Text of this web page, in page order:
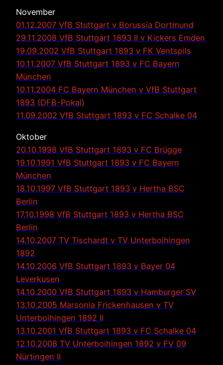
November
01.12.2007 VfB Stuttgart v Borussia Dortmund
29.11.2008 VfB Stuttgart 1893 II v Kickers Emden
19.09.2002 VfB Stuttgart 1893 v FK Ventspils
10.11.2007 VfB Stuttgart 1893 v FC Bayern
München
10.11.2004 FC Bayern München v VfB Stuttgart
1893 (DFB-Pokal)
11.09.2002 VfB Stuttgart 1893 v FC Schalke 04
Oktober
20.10.1998 VfB Stuttgart 1893 v FC Brügge
19.10.1991 VfB Stuttgart 1893 v FC Bayern
München
18.10.1997 VfB Stuttgart 1893 v Hertha BSC
Berlin
17.10.1998 VfB Stuttgart 1893 v Hertha BSC
Berlin
14.10.2007 TV Tischardt v TV Unterboihingen
1892
14.10.2006 VfB Stuttgart 1893 v Bayer 04
Leverkusen
14.10.2000 VfB Stuttgart 1893 v Hamburger SV
13.10.2005 Marsonia Frickenhausen v TV
Unterboihingen 1892 II
13.10.2001 VfB Stuttgart 1893 v FC Schalke 04
12.10.2008 TV Unterboihingen 1892 v FV 09
Nürtingen II